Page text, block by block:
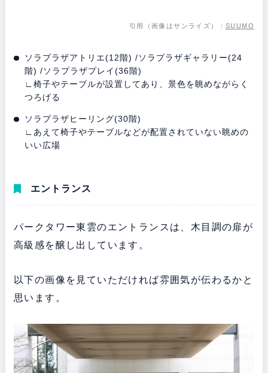
引用（画像はサンライズ）：SUUMO
ソラプラザアトリエ(12階) /ソラプラザギャラリー(24
階) /ソラプラザプレイ(36階)
∟椅子やテーブルが設置してあり、景色を眺めながらく
つろげる
ソラプラザヒーリング(30階)
∟あえて椅子やテーブルなどが配置されていない眺めの
いい広場
エントランス
パークタワー東雲のエントランスは、木目調の扉が
高級感を醸し出しています。
以下の画像を見ていただければ雰囲気が伝わるかと
思います。